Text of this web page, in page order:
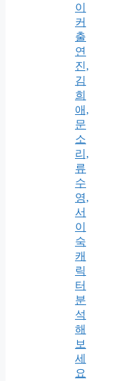
이
커
출
연
진,
김
희
애,
문
소
리,
류
수
영,
서
이
숙
캐
릭
터
분
석
해
보
세
요